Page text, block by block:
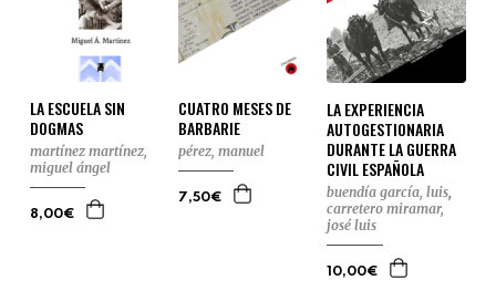
LA ESCUELA SIN
DOGMAS
martínez martínez,
miguel ángel
8,00€
CUATRO MESES DE
BARBARIE
pérez, manuel
7,50€
LA EXPERIENCIA
AUTOGESTIONARIA
DURANTE LA GUERRA
CIVIL ESPAÑOLA
buendía garcía, luis,
carretero miramar,
josé luis
10,00€